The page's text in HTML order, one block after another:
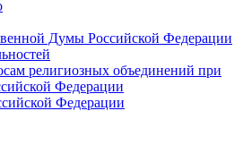
Думы Российской Федерации
религиозных объединений при
Федерации
Федерации